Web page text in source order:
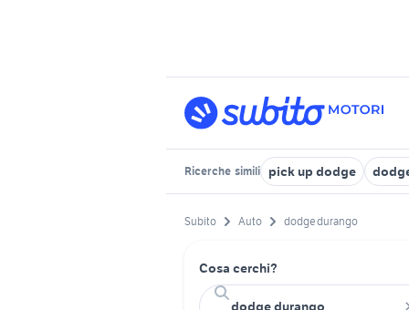
Ricerche simili pick up dodge
Subito Auto dodge durango
Cosa cerchi?